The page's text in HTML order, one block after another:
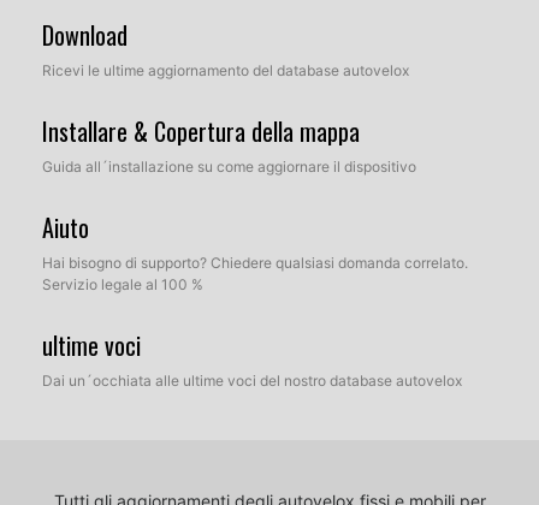
Download
Ricevi le ultime aggiornamento del database autovelox
Installare & Copertura della mappa
Guida all´installazione su come aggiornare il dispositivo
Aiuto
Hai bisogno di supporto? Chiedere qualsiasi domanda correlato.
Servizio legale al 100 %
ultime voci
Dai un´occhiata alle ultime voci del nostro database autovelox